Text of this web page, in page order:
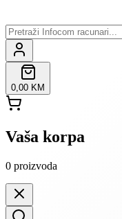
0,00 KM
Vaša korpa
0 proizvoda